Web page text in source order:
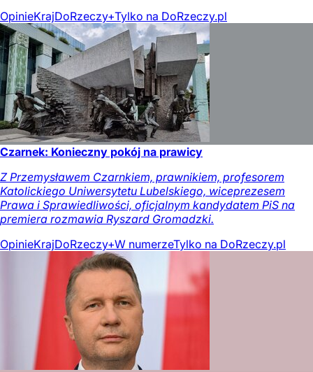
OpinieKrajDoRzeczy+Tylko na DoRzeczy.pl
Czarnek: Konieczny pokój na prawicy
Z Przemysławem Czarnkiem, prawnikiem, profesorem
Katolickiego Uniwersytetu Lubelskiego, wiceprezesem
Prawa i Sprawiedliwości, oficjalnym kandydatem PiS na
premiera rozmawia Ryszard Gromadzki.
OpinieKrajDoRzeczy+W numerzeTylko na DoRzeczy.pl